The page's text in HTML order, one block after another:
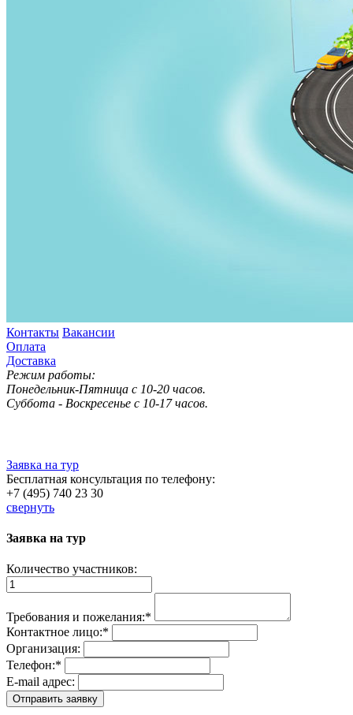
Контакты Вакансии
Оплата
Доставка
Режим работы:
Понедельник-Пятница с 10-20 часов.
Суббота - Воскресенье с 10-17 часов.
Заявка на тур
Бесплатная консультация по телефону:
+7 (495) 740 23 30
свернуть
Заявка на тур
Количество участников:
Требования и пожелания:*
Контактное лицо:*
Организация:
Телефон:*
E-mail адрес: